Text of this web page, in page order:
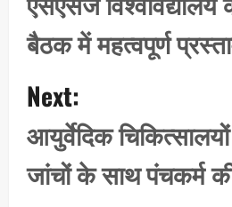
t
n
v
i
g
a
बैठक में महत्वपूर्ण
Next:
आयुर्वेदिक
जांचों के साथ पंचकर्म